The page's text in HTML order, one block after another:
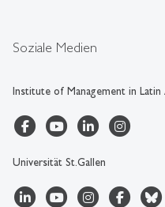
Soziale Medien
Institute of Management in Latin
Universität St.Gallen